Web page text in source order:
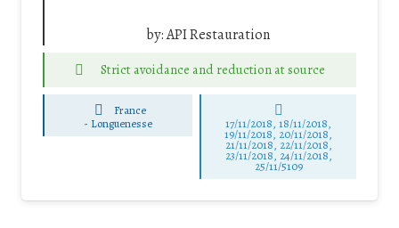
by:API Restauration
Strict avoidance and reduction at source
France
- Longuenesse 17/11/2018, 18/11/2018,
19/11/2018, 20/11/2018,
21/11/2018, 22/11/2018,
23/11/2018, 24/11/2018,
25/11/5109